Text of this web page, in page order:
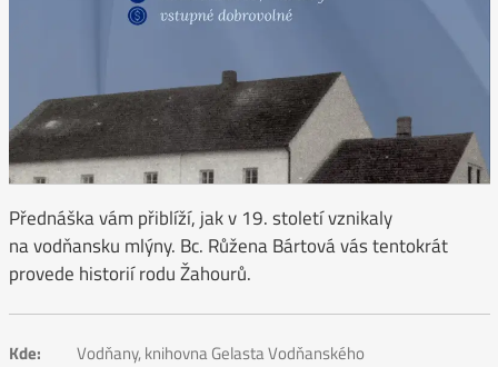
Přednáška vám přiblíží, jak v 19. století vznikaly
na vodňansku mlýny. Bc. Růžena Bártová vás tentokrát
provede historií rodu Žahourů.
Kde: Vodňany, knihovna Gelasta Vodňanského